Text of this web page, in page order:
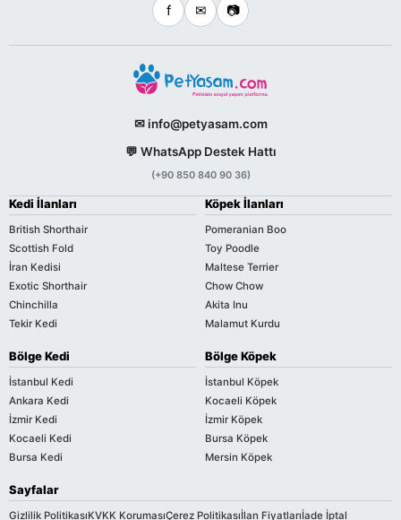
f ✉ 📷
✉ info@petyasam.com
💬 WhatsApp Destek Hattı
(+90 850 840 90 36)
Kedi İlanları
British Shorthair
Scottish Fold
İran Kedisi
Exotic Shorthair
Chinchilla
Tekir Kedi
Köpek İlanları
Pomeranian Boo
Toy Poodle
Maltese Terrier
Chow Chow
Akita Inu
Malamut Kurdu
Bölge Kedi
İstanbul Kedi
Ankara Kedi
İzmir Kedi
Kocaeli Kedi
Bursa Kedi
Bölge Köpek
İstanbul Köpek
Kocaeli Köpek
İzmir Köpek
Bursa Köpek
Mersin Köpek
Sayfalar
Gizlilik PolitikasıKVKK KorumasıÇerez Politikasıİlan Fiyatlarıİade İptal